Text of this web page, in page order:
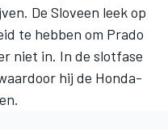
De Sloveen leek op
te hebben om Prado
niet in. In de slotfase
hij de Honda-